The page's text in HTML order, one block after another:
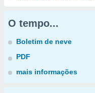
O tempo...
Boletim de neve
PDF
mais informações